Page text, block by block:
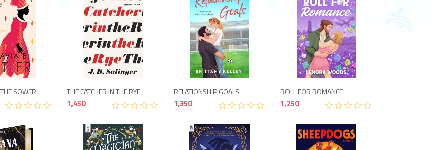
1,400
SOWER THE CATCHER IN THE RYE
1,450
RELATIONSHIP GOALS
1,350
ROLL FOR ROMANCE
1,250